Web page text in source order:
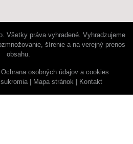
Všetky práva vyhradené. Vyhradzujeme
šírenie a na verejný prenos
obsahu.
Ochrana osobných údajov a cookies
Mapa stránok Kontakt